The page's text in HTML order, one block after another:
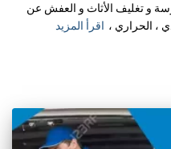
و تغليف الأثاث و العفش عن
، الحراري ، اقرأ المزيد